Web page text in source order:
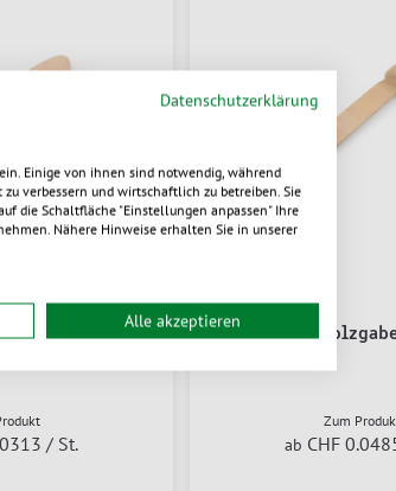
/ St.
Zum
ab CHF
Datenschutzerklärung
Einige von ihnen sind notwendig, während
verbessern und wirtschaftlich zu betreiben. Sie
die Schaltfläche "Einstellungen anpassen" Ihre
Nähere Hinweise erhalten Sie in unserer
Alle akzeptieren